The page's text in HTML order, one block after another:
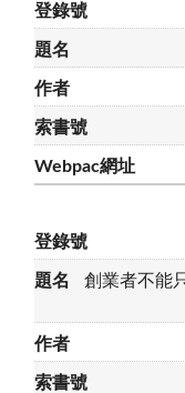
創業者不能